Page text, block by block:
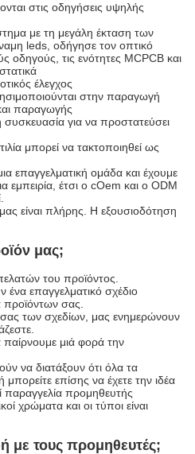
στις οδηγήσεις υψηλής
με τη μεγάλη έκταση των
leds, οδήγησε τον οπτικό
οδηγούς, τις ενότητες MCPCB και
έλεγχος
στην παραγωγή
παραγωγής
για να προστατεύσει
μπορεί να τακτοποιηθεί ως
επαγγελματική ομάδα και έχουμε
εμπειρία, έτσι ο cOem και ο ODM
είναι πλήρης. Η εξουσιοδότηση
μας;
του προϊόντος.
επαγγελματικό σχέδιο
σας.
των σχεδίων, μας ενημερώνουν
μιά φορά την
να διατάξουν ότι όλα τα
επίσης να έχετε την ιδέα
παραγγελία προμηθευτής
χρώματα και οι τύποι είναι
με τους προμηθευτές;